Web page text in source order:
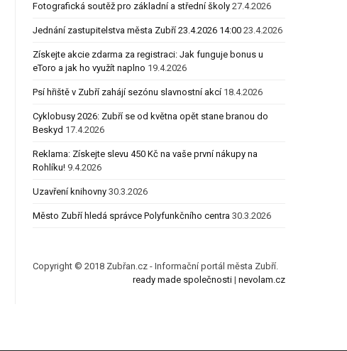
Fotografická soutěž pro základní a střední školy 27.4.2026
Jednání zastupitelstva města Zubří 23.4.2026 14:00 23.4.2026
Získejte akcie zdarma za registraci: Jak funguje bonus u
eToro a jak ho využít naplno 19.4.2026
Psí hřiště v Zubří zahájí sezónu slavnostní akcí 18.4.2026
Cyklobusy 2026: Zubří se od května opět stane branou do
Beskyd 17.4.2026
Reklama: Získejte slevu 450 Kč na vaše první nákupy na
Rohlíku! 9.4.2026
Uzavření knihovny 30.3.2026
Město Zubří hledá správce Polyfunkčního centra 30.3.2026
Copyright © 2018 Zubřan.cz - Informační portál města Zubří.
ready made společnosti| nevolam.cz